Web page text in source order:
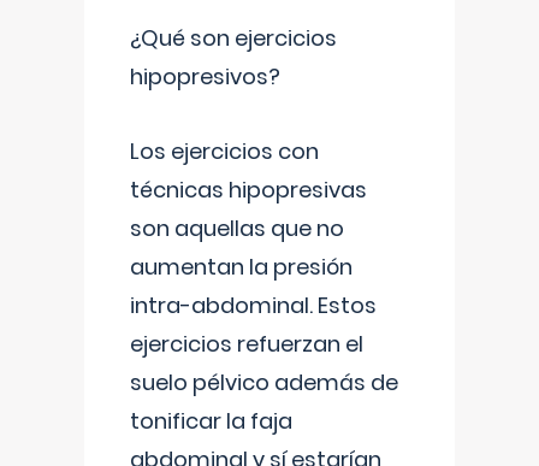
¿Qué son ejercicios
hipopresivos?
Los ejercicios con
técnicas hipopresivas
son aquellas que no
aumentan la presión
intra-abdominal. Estos
ejercicios refuerzan el
suelo pélvico además de
tonificar la faja
abdominal y sí estarían